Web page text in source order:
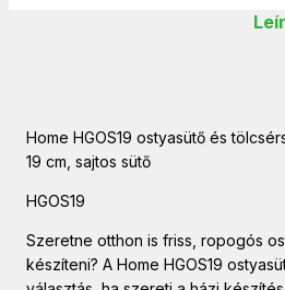
Home HGOS19 ostyasütő és
19 cm, sajtos sütő
HGOS19
Szeretne otthon is friss, ropogós
készíteni? A Home HGOS19